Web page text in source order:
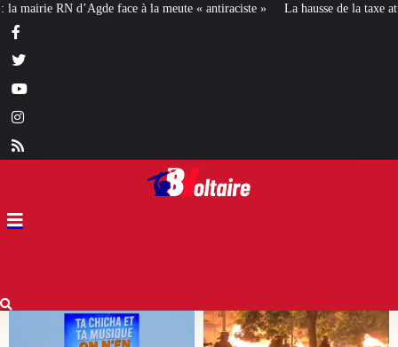
antiraciste » La hausse de la taxe attentat va augmenter votre assurance